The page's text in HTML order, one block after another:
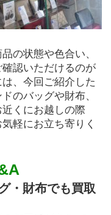
の状態や色合い、
認いただけるのが
、今回ご紹介した
のバッグや財布、
くにお越しの際
軽にお立ち寄りく
・財布でも買取